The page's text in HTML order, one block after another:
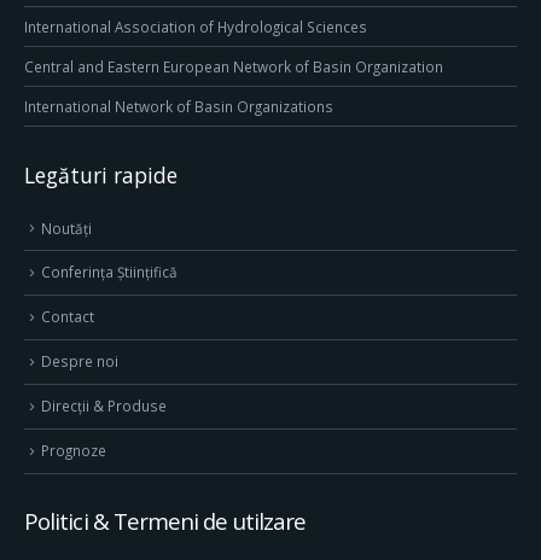
International Association of Hydrological Sciences
Central and Eastern European Network of Basin Organization
International Network of Basin Organizations
Legături rapide
Noutăți
Conferința Științifică
Contact
Despre noi
Direcţii & Produse
Prognoze
Politici & Termeni de utilzare